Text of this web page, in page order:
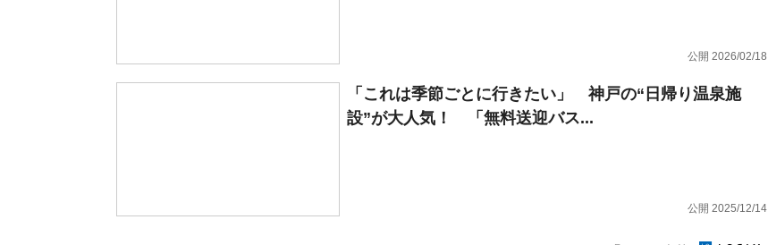
公開 2026/02/18
「これは季節ごとに行きたい」 神戸の“日帰り温泉施
設”が大人気！ 「無料送迎バス...
公開 2025/12/14